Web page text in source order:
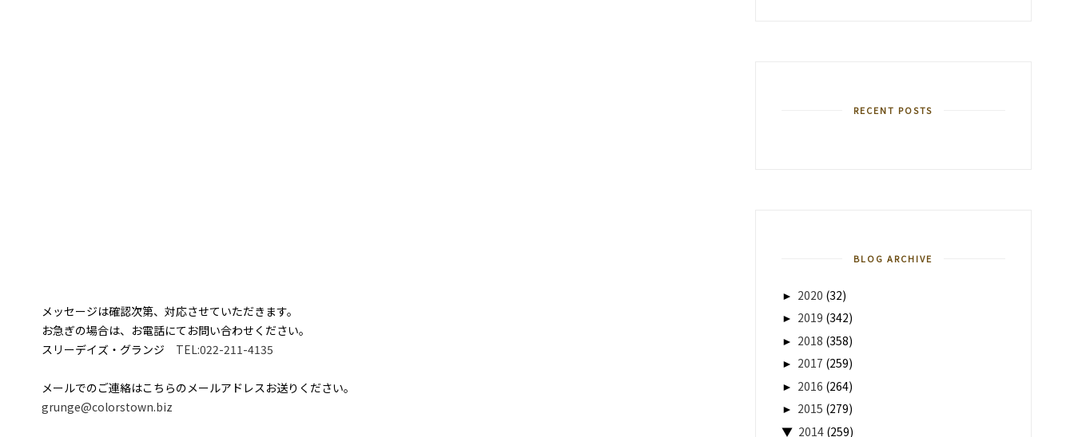
メッセージは確認次第、対応させていただきます。
お急ぎの場合は、お電話にてお問い合わせください。
スリーデイズ・グランジ TEL:022-211-4135
メールでのご連絡はこちらのメールアドレスお送りください。
grunge@colorstown.biz
RECENT POSTS
BLOG ARCHIVE
► 2020 (32)
► 2019 (342)
► 2018 (358)
► 2017 (259)
► 2016 (264)
► 2015 (279)
▼ 2014 (259)